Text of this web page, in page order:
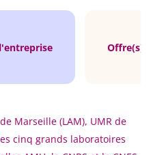
Offre(s)
Marseille (LAM), UMR de
cinq grands laboratoires